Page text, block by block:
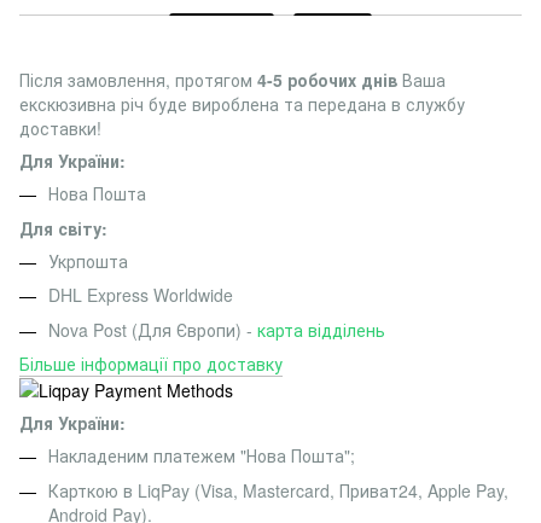
Після замовлення, протягом 4-5 робочих днів Ваша
екскюзивна річ буде вироблена та передана в службу
доставки!
Для України:
Нова Пошта
Для світу:
Укрпошта
DHL Express Worldwide
Nova Post (Для Європи) - карта відділень
Більше інформації про доставку
Для України:
Накладеним платежем "Нова Пошта";
Карткою в LiqPay (Visa, Mastercard, Приват24, Apple Pay,
Android Pay).